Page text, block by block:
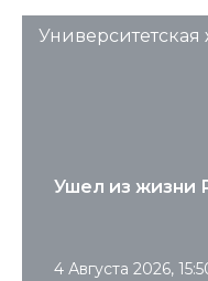
Университетская
4 Августа 2026,
Ушел из жизни